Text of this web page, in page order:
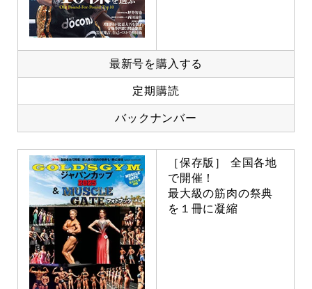
最新号を購入する
定期購読
バックナンバー
［保存版］ 全国各地
で開催！
最大級の筋肉の祭典
を１冊に凝縮